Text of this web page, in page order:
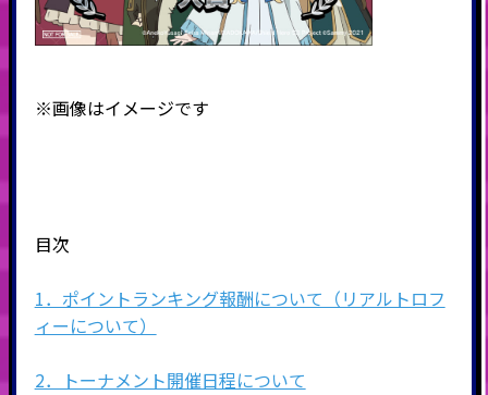
※画像はイメージです
目次
1．ポイントランキング報酬について（リアルトロフ
ィーについて）
2．トーナメント開催日程について